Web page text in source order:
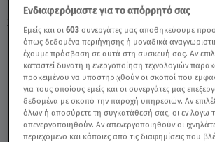
Stars System Σκορπιός 23/3/24:
Προβλέψεις Της Α. Μπήλιου -
Ενδιαφερόμαστε για το απόρρητό σας
Εμείς και οι603 συνεργάτες μας αποθηκεύουμε
όπως δεδομένα περιήγησης ή μοναδικά
έχουμε πρόσβαση σε αυτά στη συσκευή σας. Αν
καταστεί δυνατή η ενεργοποίηση τεχνολογιών
προκειμένου να υποστηριχθούν οι σκοποί που
για τους οποίους εμείς και οι συνεργάτες μας
δεδομένα με σκοπό την παροχή υπηρεσιών. Αν
όλων ή αποσύρετε τη συγκατάθεσή σας, οι εν λόγω
απενεργοποιηθούν. Αν απενεργοποιηθούν οι
περιεχόμενο και κάποιες από τις διαφημίσεις που